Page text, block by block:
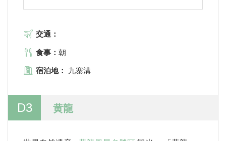
交通：
食事： 朝
宿泊地： 九寨溝
D3 黄龍